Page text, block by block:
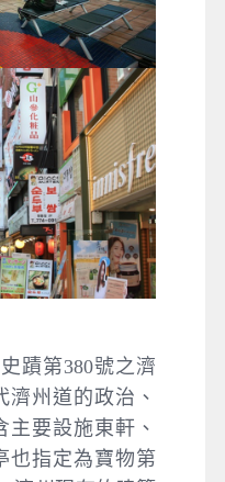
蹟第380號之濟
濟州道的政治、
要設施東軒、
也指定為寶物第